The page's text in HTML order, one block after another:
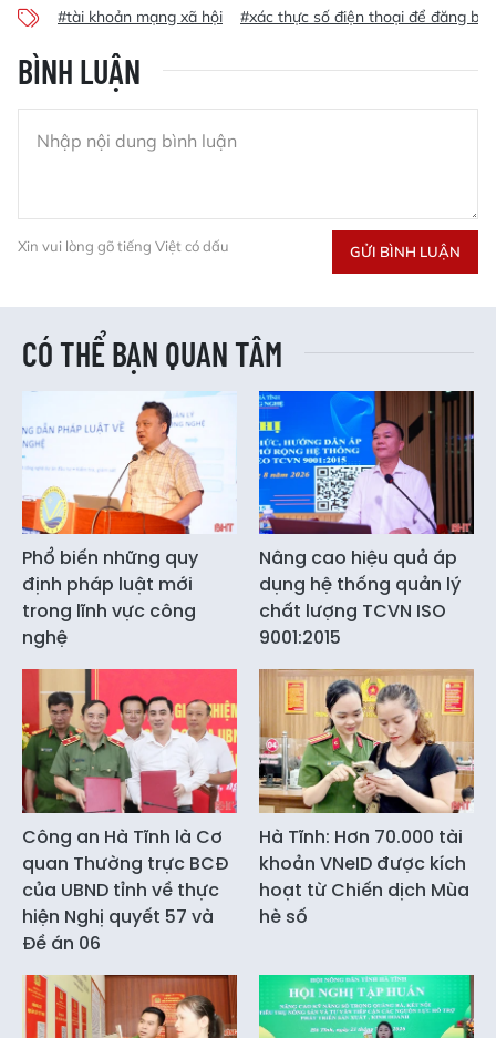
#tài khoản mạng xã hội #xác thực số điện thoại để đăng bài
BÌNH LUẬN
Xin vui lòng gõ tiếng Việt có dấu GỬI BÌNH LUẬN
CÓ THỂ BẠN QUAN TÂM
Phổ biến những quy
định pháp luật mới
trong lĩnh vực công
nghệ
Nâng cao hiệu quả áp
dụng hệ thống quản lý
chất lượng TCVN ISO
9001:2015
Công an Hà Tĩnh là Cơ
quan Thường trực BCĐ
của UBND tỉnh về thực
hiện Nghị quyết 57 và
Đề án 06
Hà Tĩnh: Hơn 70.000 tài
khoản VNeID được kích
hoạt từ Chiến dịch Mùa
hè số